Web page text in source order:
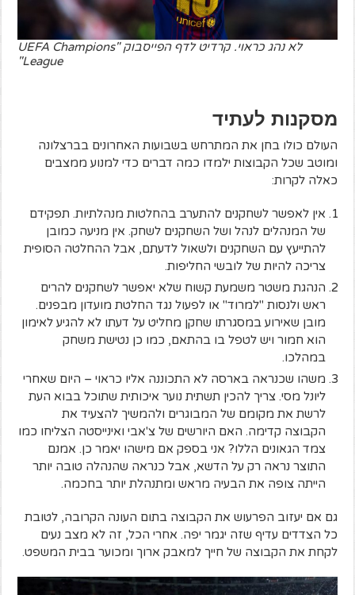
לא נהג כראוי. קרדיט לדף הפייסבוק "UEFA Champions
League"
מסקנות לעתיד
העולם כולו בחן את המתרחש בשבועות האחרונים בברצלונה
ומוטב שכל הקבוצות ילמדו כמה דברים כדי למנוע ממצבים
כאלה לקרות:
אין לאפשר לשחקנים להתערב בהחלטות מנהלתיות. תפקידם
של המנהלים לנהל ושל השחקנים לשחק. אין מניעה כמובן
להתייעץ עם השחקנים ולשאול לדעתם, אבל ההחלטה הסופית
צריכה להיות של לובשי החליפות.
הנהגת משטר משמעת קשוח שלא יאפשר לשחקנים להרים
ראש ולנסות "למרוד" או לפעול נגד החלטת מועדון מבפנים.
מובן שאירוע במסגרתו שחקן מחליט על דעתו לא להגיע לאימון
הוא חמור ויש לטפל בו בהתאם, כמו כן נטישת משחק
במהלכו.
משהו שכנראה בארסה לא התכוננה אליו כראוי – היום שאחרי
ליונל מסי. צריך להכין תשתית נוער איכותית שתוכל בבוא העת
לרשת את מקומם של המבוגרים ולהמשיך להצעיד את
הקבוצה קדימה. האם היורשים של צ'אבי ואינייסטה הצליחו כמו
צמד הגאונים הללו? אני בספק אם מישהו יאמר כן. אמנם
התוצר נראה רק על הדשא, אבל כנראה שהנהלה טובה יותר
הייתה צופה את הבעיה מראש ומתנהלת יותר בחכמה.
גם אם יעזוב הפרעוש את הקבוצה בתום העונה הקרובה, לטובת
כל הצדדים עדיף שזה יגמר יפה. אחרי הכל, זה לא מצב נעים
לקחת את הקבוצה של חייך למאבק ארוך ומכוער בבית המשפט.